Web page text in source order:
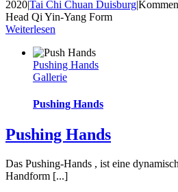
2020|Tai Chi Chuan Duisburg|
Head Qi Yin-Yang Form
Weiterlesen
Pushing Hands
Gallerie
Pushing Hands
Pushing Hands
Das Pushing-Hands , ist eine
Handform [...]